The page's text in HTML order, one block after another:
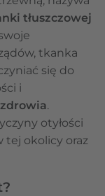
tłuszczowej
tkanka
się do
i
.
otyłości
tej okolicy oraz